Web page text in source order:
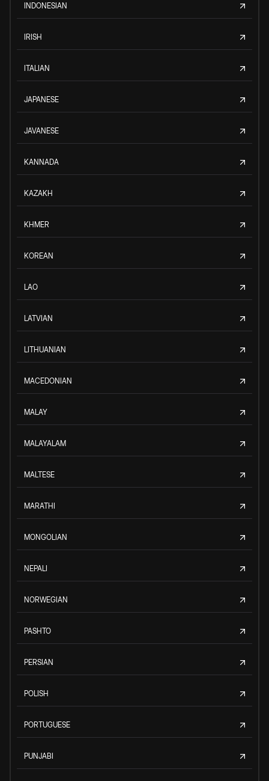
INDONESIAN
IRISH
ITALIAN
JAPANESE
JAVANESE
KANNADA
KAZAKH
KHMER
KOREAN
LAO
LATVIAN
LITHUANIAN
MACEDONIAN
MALAY
MALAYALAM
MALTESE
MARATHI
MONGOLIAN
NEPALI
NORWEGIAN
PASHTO
PERSIAN
POLISH
PORTUGUESE
PUNJABI